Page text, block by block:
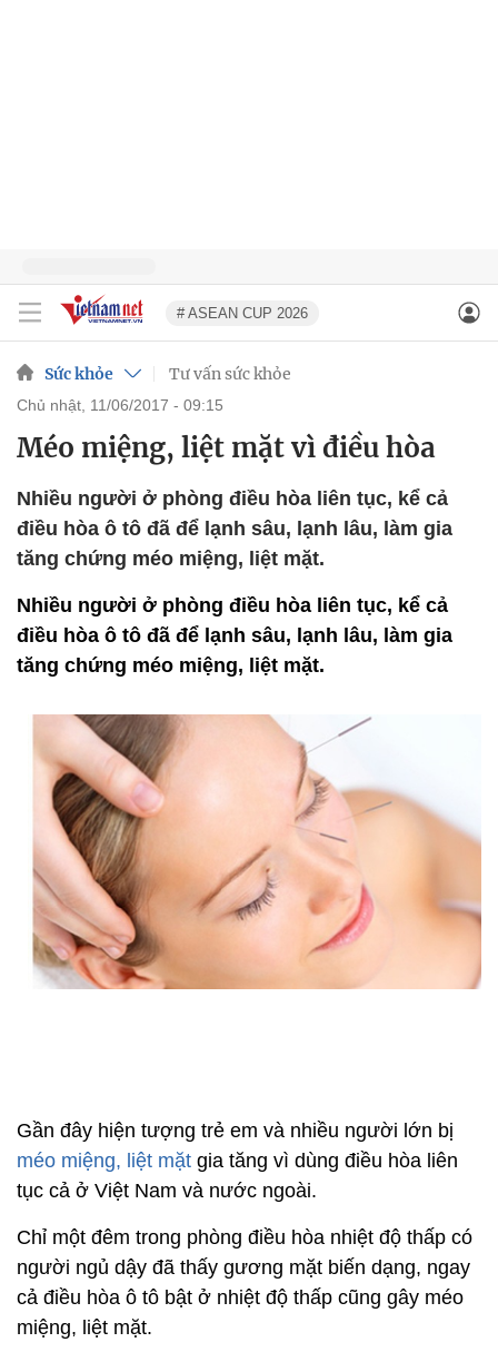
# ASEAN CUP 2026
Sức khỏe Tư vấn sức khỏe
chủ nhật, 11/06/2017 - 09:15
Méo miệng, liệt mặt vì điều hòa
Nhiều người ở phòng điều hòa liên tục, kể cả
điều hòa ô tô đã để lạnh sâu, lạnh lâu, làm gia
tăng chứng méo miệng, liệt mặt.
Nhiều người ở phòng điều hòa liên tục, kể cả
điều hòa ô tô đã để lạnh sâu, lạnh lâu, làm gia
tăng chứng méo miệng, liệt mặt.
Gần đây hiện tượng trẻ em và nhiều người lớn bị
méo miệng, liệt mặt gia tăng vì dùng điều hòa liên
tục cả ở Việt Nam và nước ngoài.
Chỉ một đêm trong phòng điều hòa nhiệt độ thấp có
người ngủ dậy đã thấy gương mặt biến dạng, ngay
cả điều hòa ô tô bật ở nhiệt độ thấp cũng gây méo
miệng, liệt mặt.